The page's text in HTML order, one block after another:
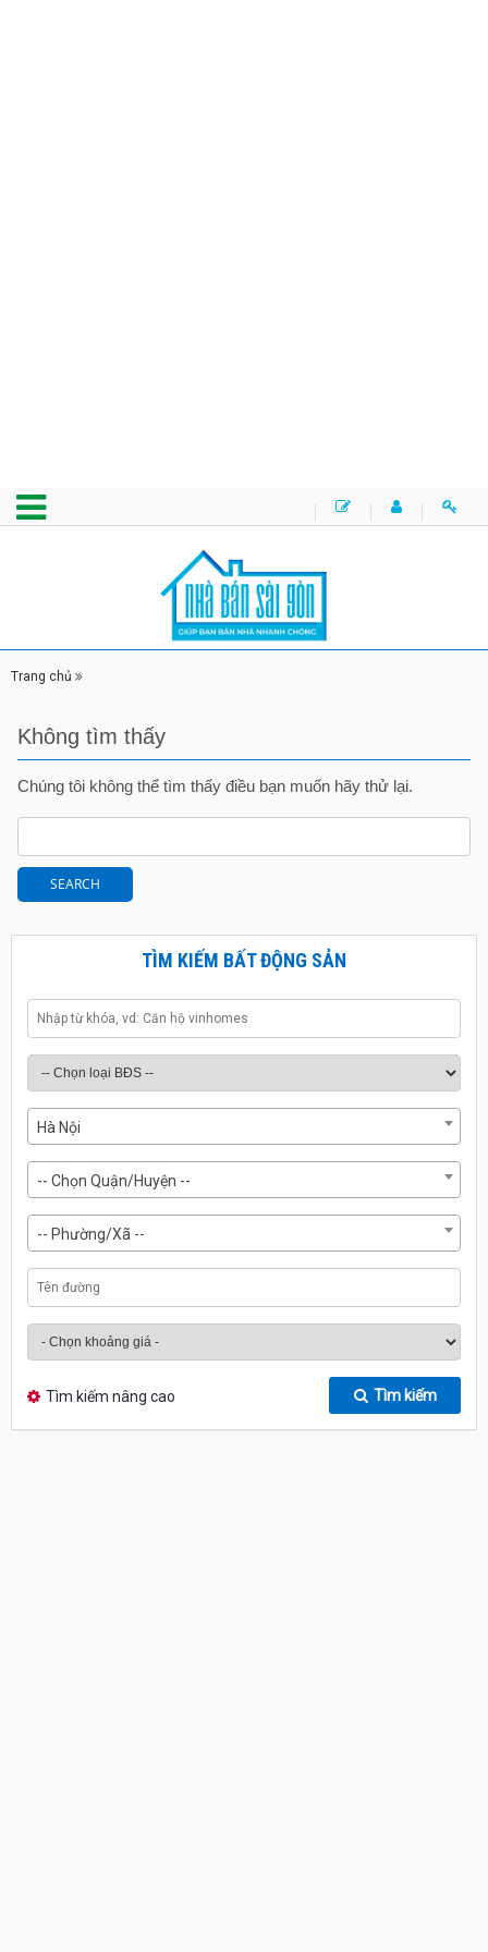
Trang chủ
Không tìm thấy
Chúng tôi không thể tìm thấy điều bạn muốn hãy thử lại.
TÌM KIẾM BẤT ĐỘNG SẢN
Hà Nội
-- Chọn Quận/Huyện --
-- Phường/Xã --
Tìm kiếm nâng cao Tìm kiếm